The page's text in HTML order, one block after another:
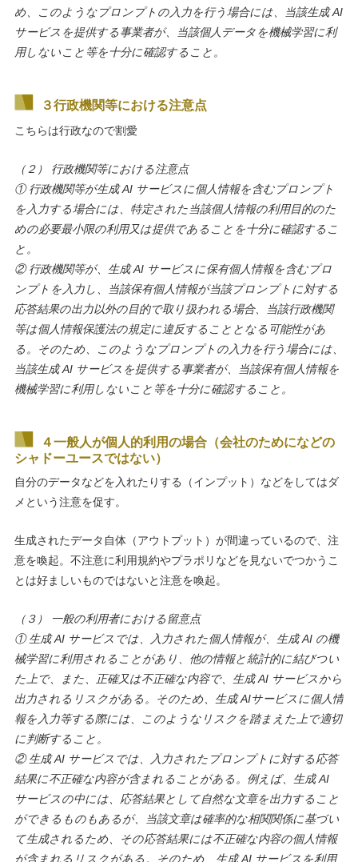
め、このようなプロンプトの入力を行う場合には、当該生成 AI
サービスを提供する事業者が、当該個人データを機械学習に利
用しないこと等を十分に確認すること。
３行政機関等における注意点
こちらは行政なので割愛
（２） 行政機関等における注意点
① 行政機関等が生成 AI サービスに個人情報を含むプロンプト
を入力する場合には、特定された当該個人情報の利用目的のた
めの必要最小限の利用又は提供であることを十分に確認するこ
と。
② 行政機関等が、生成 AI サービスに保有個人情報を含むプロ
ンプトを入力し、当該保有個人情報が当該プロンプトに対する
応答結果の出力以外の目的で取り扱われる場合、当該行政機関
等は個人情報保護法の規定に違反することとなる可能性があ
る。そのため、このようなプロンプトの入力を行う場合には、
当該生成 AI サービスを提供する事業者が、当該保有個人情報を
機械学習に利用しないこと等を十分に確認すること。
４一般人が個人的利用の場合（会社のためになどの
シャドーユースではない）
自分のデータなどを入れたりする（インプット）などをしてはダ
メという注意を促す。
生成されたデータ自体（アウトプット）が間違っているので、注
意を喚起。不注意に利用規約やプラポリなどを見ないでつかうこ
とは好ましいものではないと注意を喚起。
（３） 一般の利用者における留意点
① 生成 AI サービスでは、入力された個人情報が、生成 AI の機
械学習に利用されることがあり、他の情報と統計的に結びつい
た上で、また、正確又は不正確な内容で、生成 AI サービスから
出力されるリスクがある。そのため、生成 AIサービスに個人情
報を入力等する際には、このようなリスクを踏まえた上で適切
に判断すること。
② 生成 AI サービスでは、入力されたプロンプトに対する応答
結果に不正確な内容が含まれることがある。例えば、生成 AI
サービスの中には、応答結果とし て自然な文章を出力すること
ができるものもあるが、当該文章は確率的な相関関係に基づい
て生成されるため、その応答結果には不正確な内容の個人情報
が含まれるリスクがある。そのため、生成 AI サービスを利用